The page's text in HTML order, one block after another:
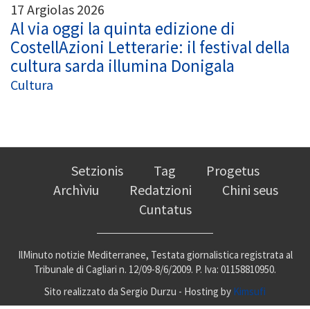
17 Argiolas 2026
Al via oggi la quinta edizione di
CostellAzioni Letterarie: il festival della
cultura sarda illumina Donigala
Cultura
Setzionis Tag
Progetus
Archìviu
Redatzioni
Chini seus
Cuntatus
IlMinuto notizie Mediterranee, Testata giornalistica registrata al
Tribunale di Cagliari n. 12/09-8/6/2009. P. Iva: 01158810950.
Sito realizzato da Sergio Durzu - Hosting by Kimsufi